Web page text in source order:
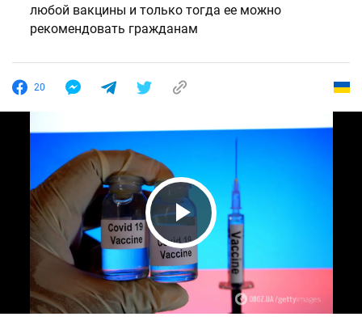
любой вакцины и только тогда ее можно
рекомендовать гражданам
20
Play Video